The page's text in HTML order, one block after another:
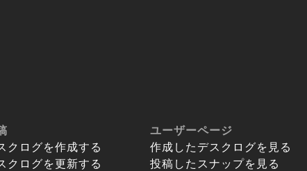
クログを作成する
クログを更新する
ユーザーページ
作成したデスクログを見る
投稿したスナップを見る